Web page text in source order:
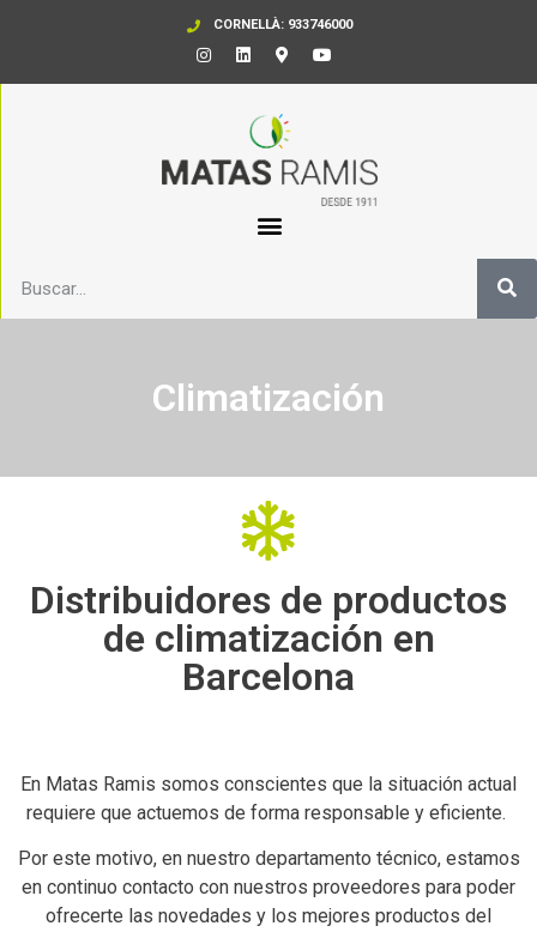
CORNELLÀ: 933746000
Climatización
Distribuidores de productos
de climatización en
Barcelona
En Matas Ramis somos conscientes que la situación actual
requiere que actuemos de forma responsable y eficiente.
Por este motivo, en nuestro departamento técnico, estamos
en continuo contacto con nuestros proveedores para poder
ofrecerte las novedades y los mejores productos del